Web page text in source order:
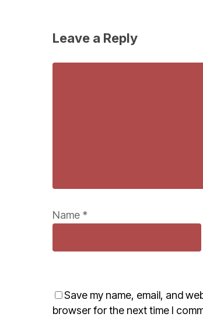
Leave a Reply
Name *
Save my name, email, and
browser for the next time I